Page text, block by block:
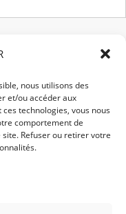
nous utilisons des
et/ou accéder aux
technologies, vous nous
comportement de
Refuser ou retirer votre